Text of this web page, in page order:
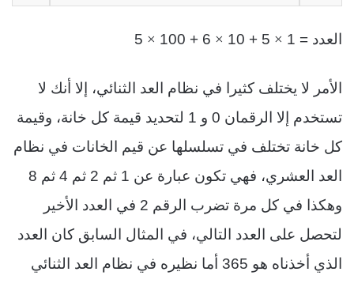
العدد = 1 ×
×
×
الأمر لا يختلف كثيرا في نظام العد الثنائي، إلا أنك لا
تستخدم إلا الرقمان 0 و 1 لتحديد قيمة كل خانة، وقيمة
كل خانة تختلف في تسلسلها عن قيم الخانات في نظام
العد العشري، فهي تكون عبارة عن 1 ثم 2 ثم 4 ثم 8
وهكذا في كل مرة تضرب الرقم 2 في العدد الأخير
لتحصل على العدد التالي، في المثال السابق كان العدد
الذي أخذناه هو 365 أما نظيره في نظام العد الثنائي